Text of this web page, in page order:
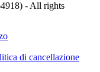
- All rights
di cancellazione